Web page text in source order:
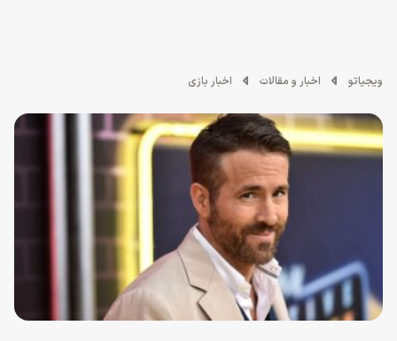
ویجیاتو اخبار و مقالات اخبار بازی